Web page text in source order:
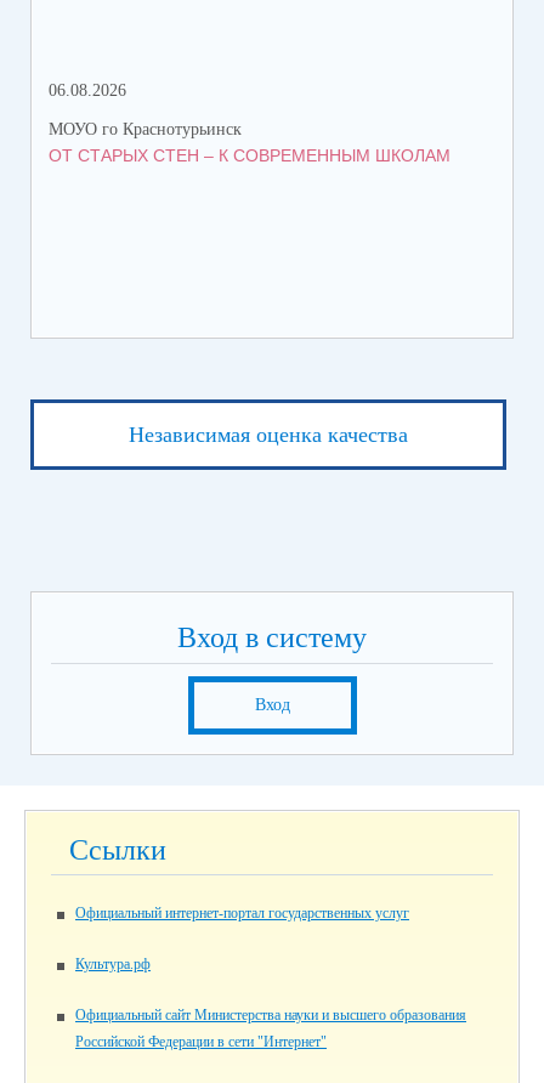
06.08.2026
МОУО го Краснотурьинск
ОТ СТАРЫХ СТЕН – К СОВРЕМЕННЫМ ШКОЛАМ
Независимая оценка качества
Вход в систему
Вход
Ссылки
Официальный интернет-портал государственных услуг
Культура.рф
Официальный сайт Министерства науки и высшего образования
Российской Федерации в сети "Интернет"